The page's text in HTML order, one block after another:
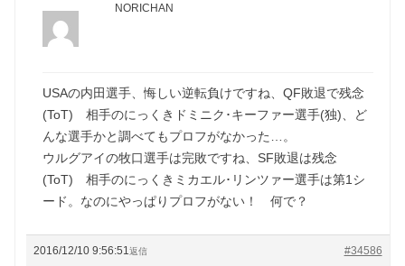
NORICHAN
USAの内田選手、悔しい逆転負けですね、QF敗退で残念
(ToT) 相手のにっくきドミニク･キーファー選手(独)、ど
んな選手かと調べてもプロフがなかった…。
ウルグアイの牧口選手は完敗ですね、SF敗退は残念
(ToT) 相手のにっくきミカエル･リンツァー選手は第1シ
ード。なのにやっぱりプロフがない！ 何で？
2016/12/10 9:56:51 #34586
返信